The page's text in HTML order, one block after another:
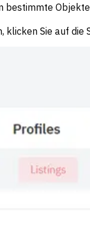
bestimmte
klicken Sie auf